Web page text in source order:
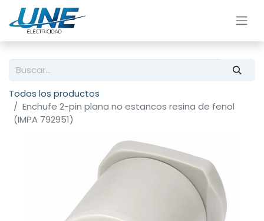
Todos los productos
Enchufe 2-pin plana no estancos resina de fenol
(IMPA 792951)